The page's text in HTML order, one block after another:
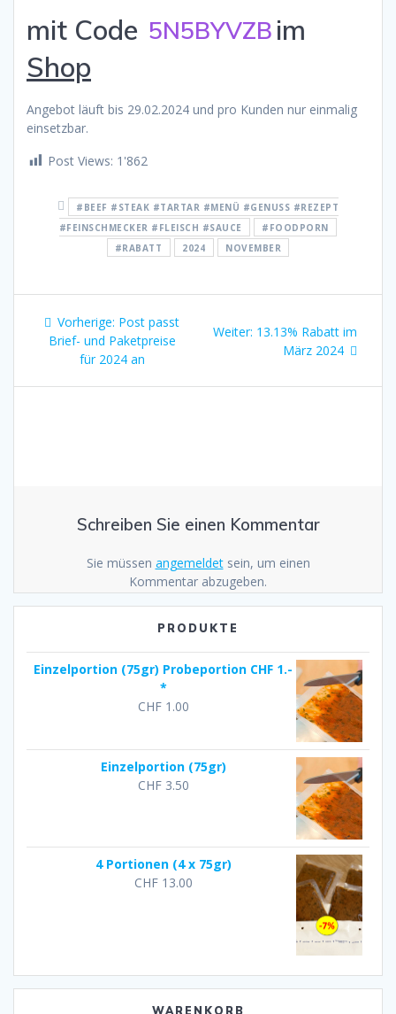
mit Code 5N5BYVZB im
Shop
Angebot läuft bis 29.02.2024 und pro Kunden nur einmalig
einsetzbar.
Post Views: 1'862
#BEEF #STEAK #TARTAR #MENÜ #GENUSS #REZEPT
#FEINSCHMECKER #FLEISCH #SAUCE
#FOODPORN
#RABATT
2024 NOVEMBER
Beitrags-
Navigation
Vorherige: Vorheriger
Beitrag:
Post passt
Brief- und Paketpreise
für 2024 an
Weiter: Nächster
Beitrag:
13.13% Rabatt im
März 2024
Schreiben Sie einen Kommentar
Sie müssen angemeldetsein, um einen
Kommentar abzugeben.
PRODUKTE
Einzelportion (75gr) Probeportion CHF 1.-
*
CHF1.00
Einzelportion (75gr)
CHF3.50
4 Portionen (4 x 75gr)
CHF13.00
WARENKORB